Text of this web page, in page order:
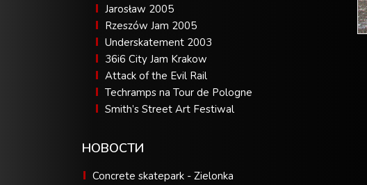
Jarosław 2005
Rzeszów Jam 2005
Underskatement 2003
36i6 City Jam Krakow
Attack of the Evil Rail
Techramps na Tour de Pologne
Smith’s Street Art Festiwal
НОВОСТИ
Concrete skatepark - Zielonka